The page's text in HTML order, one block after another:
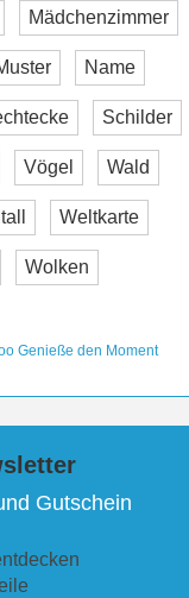
Mädchenzimmer
Name
Schilder
Vögel Wald
Weltkarte
Wolken
Genieße den Moment
Gutschein